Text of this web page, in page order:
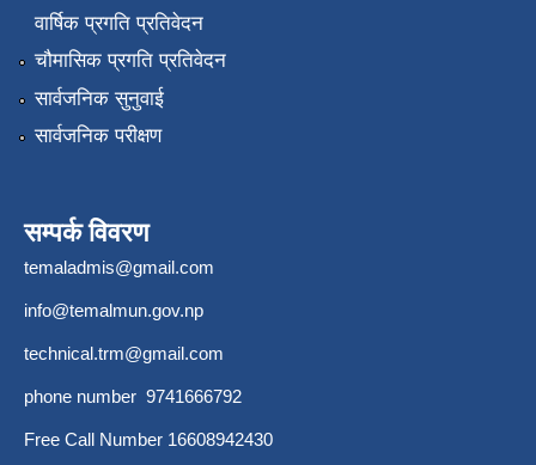
वार्षिक प्रगति प्रतिवेदन
चौमासिक प्रगति प्रतिवेदन
सार्वजनिक सुनुवाई
सार्वजनिक परीक्षण
सम्पर्क विवरण
temaladmis@gmail.com
info@temalmun.gov.np
technical.trm@gmail.com
phone number 9741666792
Free Call Number 16608942430